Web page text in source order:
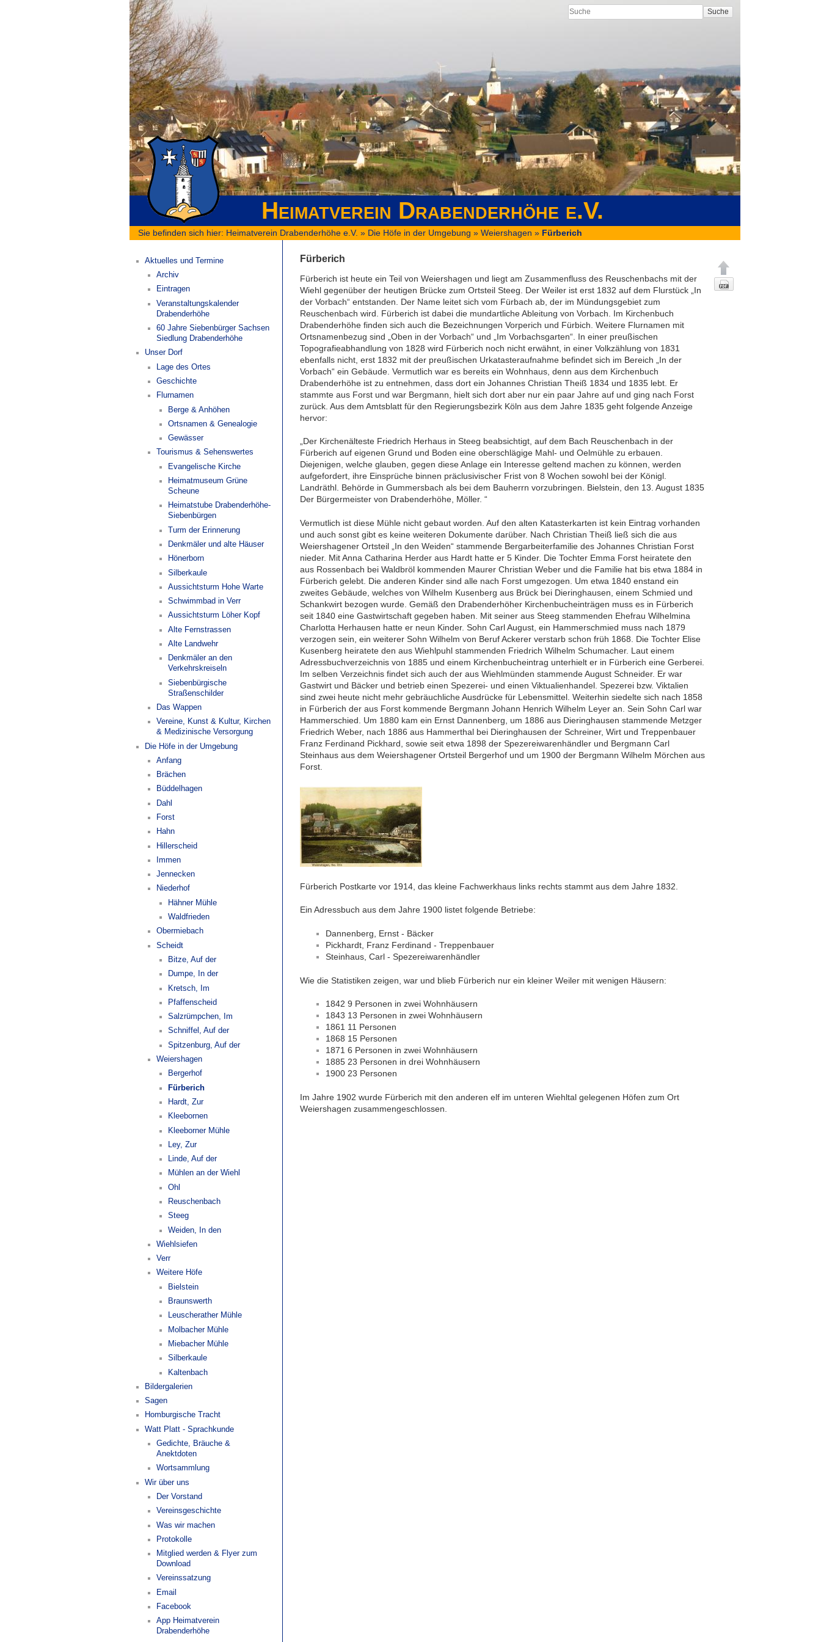
Heimatverein Drabenderhöhe e.V.
Suche
Sie befinden sich hier: Heimatverein Drabenderhöhe e.V. » Die Höfe in der Umgebung » Weiershagen » Fürberich
Aktuelles und Termine
Archiv
Eintragen
Veranstaltungskalender
Drabenderhöhe
60 Jahre Siebenbürger Sachsen
Siedlung Drabenderhöhe
Unser Dorf
Lage des Ortes
Geschichte
Flurnamen
Berge & Anhöhen
Ortsnamen & Genealogie
Gewässer
Tourismus & Sehenswertes
Evangelische Kirche
Heimatmuseum Grüne
Scheune
Heimatstube Drabenderhöhe-
Siebenbürgen
Turm der Erinnerung
Denkmäler und alte Häuser
Hönerborn
Silberkaule
Aussichtsturm Hohe Warte
Schwimmbad in Verr
Aussichtsturm Löher Kopf
Alte Fernstrassen
Alte Landwehr
Denkmäler an den
Verkehrskreiseln
Siebenbürgische
Straßenschilder
Das Wappen
Vereine, Kunst & Kultur, Kirchen
& Medizinische Versorgung
Die Höfe in der Umgebung
Anfang
Brächen
Büddelhagen
Dahl
Forst
Hahn
Hillerscheid
Immen
Jennecken
Niederhof
Hähner Mühle
Waldfrieden
Obermiebach
Scheidt
Bitze, Auf der
Dumpe, In der
Kretsch, Im
Pfaffenscheid
Salzrümpchen, Im
Schniffel, Auf der
Spitzenburg, Auf der
Weiershagen
Bergerhof
Fürberich
Hardt, Zur
Kleebornen
Kleeborner Mühle
Ley, Zur
Linde, Auf der
Mühlen an der Wiehl
Ohl
Reuschenbach
Steeg
Weiden, In den
Wiehlsiefen
Verr
Weitere Höfe
Bielstein
Braunswerth
Leuscherather Mühle
Molbacher Mühle
Miebacher Mühle
Silberkaule
Kaltenbach
Bildergalerien
Sagen
Homburgische Tracht
Watt Platt - Sprachkunde
Gedichte, Bräuche &
Anektdoten
Wortsammlung
Wir über uns
Der Vorstand
Vereinsgeschichte
Was wir machen
Protokolle
Mitglied werden & Flyer zum
Download
Vereinssatzung
Email
Facebook
App Heimatverein
Drabenderhöhe
Fürberich
Fürberich ist heute ein Teil von Weiershagen und liegt am Zusammenfluss des Reuschenbachs mit der
Wiehl gegenüber der heutigen Brücke zum Ortsteil Steeg. Der Weiler ist erst 1832 auf dem Flurstück „In
der Vorbach“ entstanden. Der Name leitet sich vom Fürbach ab, der im Mündungsgebiet zum
Reuschenbach wird. Fürberich ist dabei die mundartliche Ableitung von Vorbach. Im Kirchenbuch
Drabenderhöhe finden sich auch die Bezeichnungen Vorperich und Fürbich. Weitere Flurnamen mit
Ortsnamenbezug sind „Oben in der Vorbach“ und „Im Vorbachsgarten“. In einer preußischen
Topografieabhandlung von 1828 wird Fürberich noch nicht erwähnt, in einer Volkzählung von 1831
ebenfalls nicht, erst 1832 mit der preußischen Urkatasteraufnahme befindet sich im Bereich „In der
Vorbach“ ein Gebäude. Vermutlich war es bereits ein Wohnhaus, denn aus dem Kirchenbuch
Drabenderhöhe ist zu entnehmen, dass dort ein Johannes Christian Theiß 1834 und 1835 lebt. Er
stammte aus Forst und war Bergmann, hielt sich dort aber nur ein paar Jahre auf und ging nach Forst
zurück. Aus dem Amtsblatt für den Regierungsbezirk Köln aus dem Jahre 1835 geht folgende Anzeige
hervor:
„Der Kirchenälteste Friedrich Herhaus in Steeg beabsichtigt, auf dem Bach Reuschenbach in der
Fürberich auf eigenen Grund und Boden eine oberschlägige Mahl- und Oelmühle zu erbauen.
Diejenigen, welche glauben, gegen diese Anlage ein Interesse geltend machen zu können, werden
aufgefordert, ihre Einsprüche binnen präclusivischer Frist von 8 Wochen sowohl bei der Königl.
Landräthl. Behörde in Gummersbach als bei dem Bauherrn vorzubringen. Bielstein, den 13. August 1835
Der Bürgermeister von Drabenderhöhe, Möller. “
Vermutlich ist diese Mühle nicht gebaut worden. Auf den alten Katasterkarten ist kein Eintrag vorhanden
und auch sonst gibt es keine weiteren Dokumente darüber. Nach Christian Theiß ließ sich die aus
Weiershagener Ortsteil „In den Weiden“ stammende Bergarbeiterfamilie des Johannes Christian Forst
nieder. Mit Anna Catharina Herder aus Hardt hatte er 5 Kinder. Die Tochter Emma Forst heiratete den
aus Rossenbach bei Waldbröl kommenden Maurer Christian Weber und die Familie hat bis etwa 1884 in
Fürberich gelebt. Die anderen Kinder sind alle nach Forst umgezogen. Um etwa 1840 enstand ein
zweites Gebäude, welches von Wilhelm Kusenberg aus Brück bei Dieringhausen, einem Schmied und
Schankwirt bezogen wurde. Gemäß den Drabenderhöher Kirchenbucheinträgen muss es in Fürberich
seit 1840 eine Gastwirtschaft gegeben haben. Mit seiner aus Steeg stammenden Ehefrau Wilhelmina
Charlotta Herhausen hatte er neun Kinder. Sohn Carl August, ein Hammerschmied muss nach 1879
verzogen sein, ein weiterer Sohn Wilhelm von Beruf Ackerer verstarb schon früh 1868. Die Tochter Elise
Kusenberg heiratete den aus Wiehlpuhl stammenden Friedrich Wilhelm Schumacher. Laut einem
Adressbuchverzeichnis von 1885 und einem Kirchenbucheintrag unterhielt er in Fürberich eine Gerberei.
Im selben Verzeichnis findet sich auch der aus Wiehlmünden stammende August Schneider. Er war
Gastwirt und Bäcker und betrieb einen Spezerei- und einen Viktualienhandel. Spezerei bzw. Viktalien
sind zwei heute nicht mehr gebräuchliche Ausdrücke für Lebensmittel. Weiterhin siedelte sich nach 1858
in Fürberich der aus Forst kommende Bergmann Johann Henrich Wilhelm Leyer an. Sein Sohn Carl war
Hammerschied. Um 1880 kam ein Ernst Dannenberg, um 1886 aus Dieringhausen stammende Metzger
Friedrich Weber, nach 1886 aus Hammerthal bei Dieringhausen der Schreiner, Wirt und Treppenbauer
Franz Ferdinand Pickhard, sowie seit etwa 1898 der Spezereiwarenhändler und Bergmann Carl
Steinhaus aus dem Weiershagener Ortsteil Bergerhof und um 1900 der Bergmann Wilhelm Mörchen aus
Forst.
Fürberich Postkarte vor 1914, das kleine Fachwerkhaus links rechts stammt aus dem Jahre 1832.
Ein Adressbuch aus dem Jahre 1900 listet folgende Betriebe:
Dannenberg, Ernst - Bäcker
Pickhardt, Franz Ferdinand - Treppenbauer
Steinhaus, Carl - Spezereiwarenhändler
Wie die Statistiken zeigen, war und blieb Fürberich nur ein kleiner Weiler mit wenigen Häusern:
1842 9 Personen in zwei Wohnhäusern
1843 13 Personen in zwei Wohnhäusern
1861 11 Personen
1868 15 Personen
1871 6 Personen in zwei Wohnhäusern
1885 23 Personen in drei Wohnhäusern
1900 23 Personen
Im Jahre 1902 wurde Fürberich mit den anderen elf im unteren Wiehltal gelegenen Höfen zum Ort
Weiershagen zusammengeschlossen.